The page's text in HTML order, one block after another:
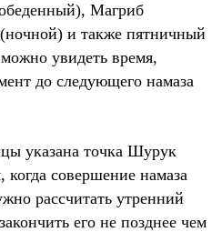
Магриб
и также пятничный
увидеть время,
до следующего намаза
указана точка Шурук
совершение намаза
рассчитать утренний
его не позднее чем